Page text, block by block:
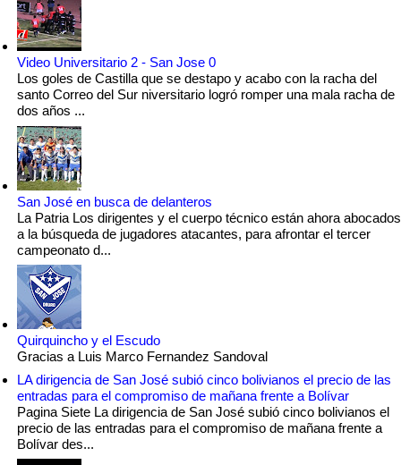
Video Universitario 2 - San Jose 0
Los goles de Castilla que se destapo y acabo con la racha del
santo Correo del Sur niversitario logró romper una mala racha de
dos años ...
San José en busca de delanteros
La Patria Los dirigentes y el cuerpo técnico están ahora abocados
a la búsqueda de jugadores atacantes, para afrontar el tercer
campeonato d...
Quirquincho y el Escudo
Gracias a Luis Marco Fernandez Sandoval
LA dirigencia de San José subió cinco bolivianos el precio de las
entradas para el compromiso de mañana frente a Bolívar
Pagina Siete La dirigencia de San José subió cinco bolivianos el
precio de las entradas para el compromiso de mañana frente a
Bolívar des...